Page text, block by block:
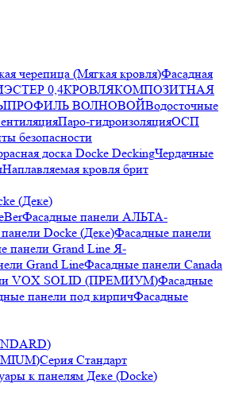
черепица (Мягкая кровля)Фасадная
0,4КРОВЛЯКОМПОЗИТНАЯ
ПРОФИЛЬ ВОЛНОВОЙВодосточные
Паро-гидроизоляцияОСП
безопасности
доска Docke DeckingЧердачные
Наплавляемая кровля брит
(Деке)
Фасадные панели АЛЬТА-
Docke (Деке)Фасадные панели
панели Grand Line Я-
Grand LineФасадные панели Canada
VOX SOLID (ПРЕМИУМ)Фасадные
панели под кирпичФасадные
Серия Стандарт
к панелям Деке (Docke)